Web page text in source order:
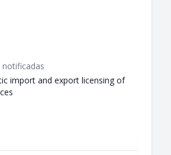
notificadas
import and export licensing of